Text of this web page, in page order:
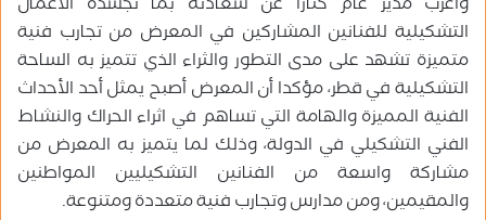
التشكيلية للفنانين المشاركين في المعرض من تجارب فنية
متميزة تشهد على مدى التطور والثراء الذي تتميز به الساحة
التشكيلية في قطر، مؤكدا أن المعرض أصبح يمثل أحد الأحداث
الفنية المميزة والهامة التي تساهم في اثراء الحراك والنشاط
الفني التشكيلي في الدولة، وذلك لما يتميز به المعرض من
مشاركة واسعة من الفنانين التشكيليين المواطنين
والمقيمين، ومن مدارس وتجارب فنية متعددة ومتنوعة.